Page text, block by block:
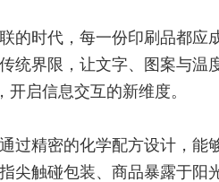
的时代，每一份印刷品都应
统界限，让文字、图案与温
开启信息交互的新维度。
过精密的化学配方设计，能
尖触碰包装、商品暴露于阳